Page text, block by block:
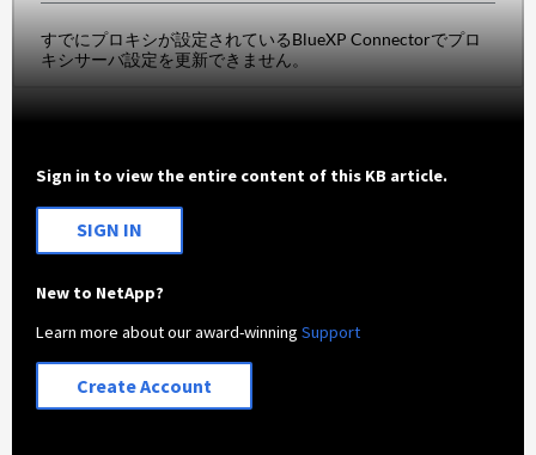
すでにプロキシが設定されているBlueXP Connectorでプロ
キシサーバ設定を更新できません。
Sign in to view the entire content of this KB article.
SIGN IN
New to NetApp?
Learn more about our award-winningSupport
Create Account